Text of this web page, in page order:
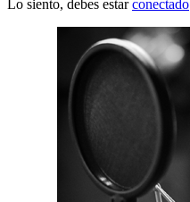
Lo siento, debes estarconectado